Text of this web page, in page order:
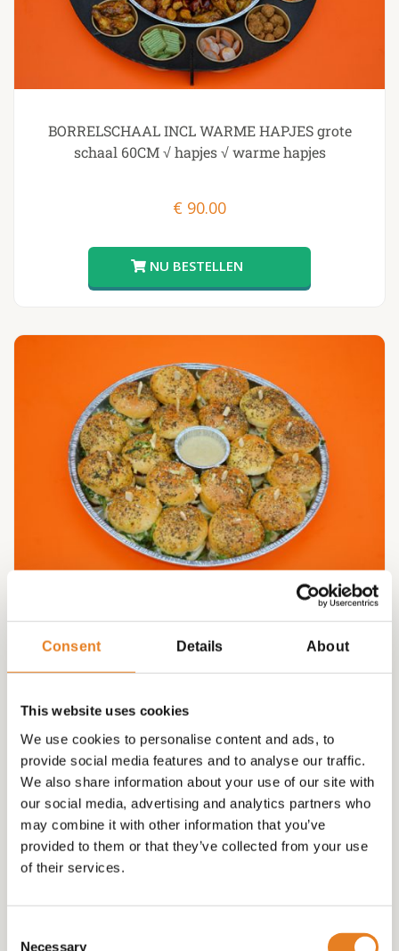
Consent Details About
This website uses cookies
We use cookies to personalise content and ads, to
provide social media features and to analyse our traffic.
We also share information about your use of our site with
our social media, advertising and analytics partners who
may combine it with other information that you’ve
provided to them or that they’ve collected from your use
of their services.
Necessary
BORRELSCHAAL INCL WARME HAPJES grote
schaal 60CM √ hapjes √ warme hapjes
€ 90.00
18 BACON BURGERS ( in een handige ovenschaal)
€